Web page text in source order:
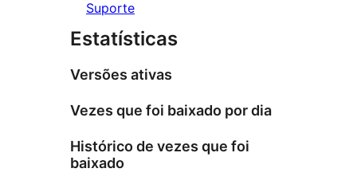
Suporte
Estatísticas
Versões ativas
Vezes que foi baixado por dia
Histórico de vezes que foi
baixado